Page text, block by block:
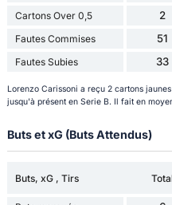
Cartons Over 0,5 2
Fautes Commises 51
Fautes Subies 33
Lorenzo Carissoni a reçu 2 cartons
jusqu'à présent en Serie B. Il fait en
Buts et xG (Buts Attendus)
Buts, xG , Tirs